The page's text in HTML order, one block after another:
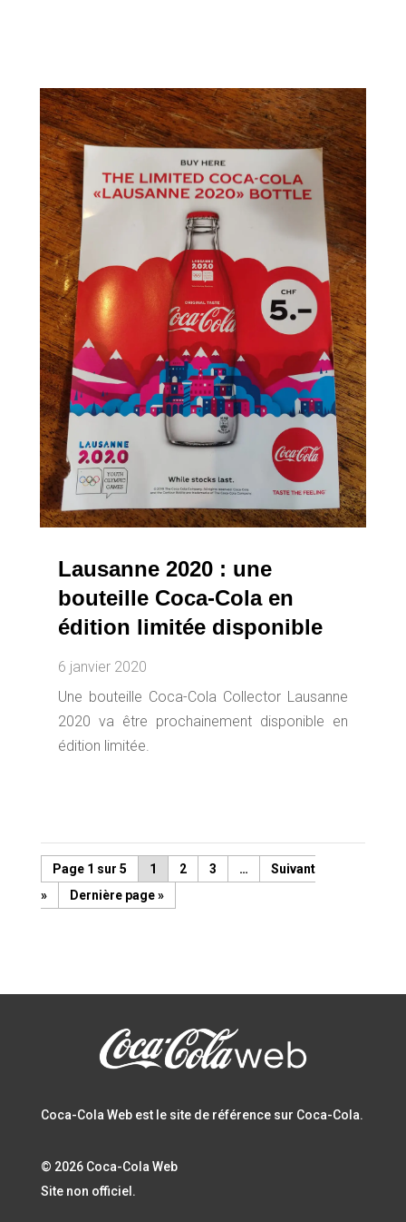
Lausanne 2020 : une
bouteille Coca-Cola en
édition limitée disponible
6 janvier 2020
Une bouteille Coca-Cola Collector Lausanne
2020 va être prochainement disponible en
édition limitée.
Page 1 sur 5 1 2 3
…
»
Dernière page »
Coca-Cola Web est le site de référence sur Coca-Cola.
© 2026 Coca-Cola Web
Site non officiel.